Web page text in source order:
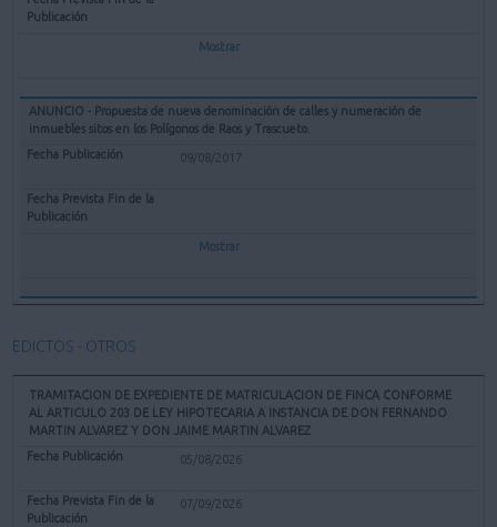
Mostrar
ANUNCIO - Propuesta de nueva denominación de calles y numeración de
inmuebles sitos en los Polígonos de Raos y Trascueto.
09/08/2017
Mostrar
EDICTOS - OTROS
TRAMITACION DE EXPEDIENTE DE MATRICULACION DE FINCA CONFORME
AL ARTICULO 203 DE LEY HIPOTECARIA A INSTANCIA DE DON FERNANDO
MARTIN ALVAREZ Y DON JAIME MARTIN ALVAREZ
05/08/2026
07/09/2026